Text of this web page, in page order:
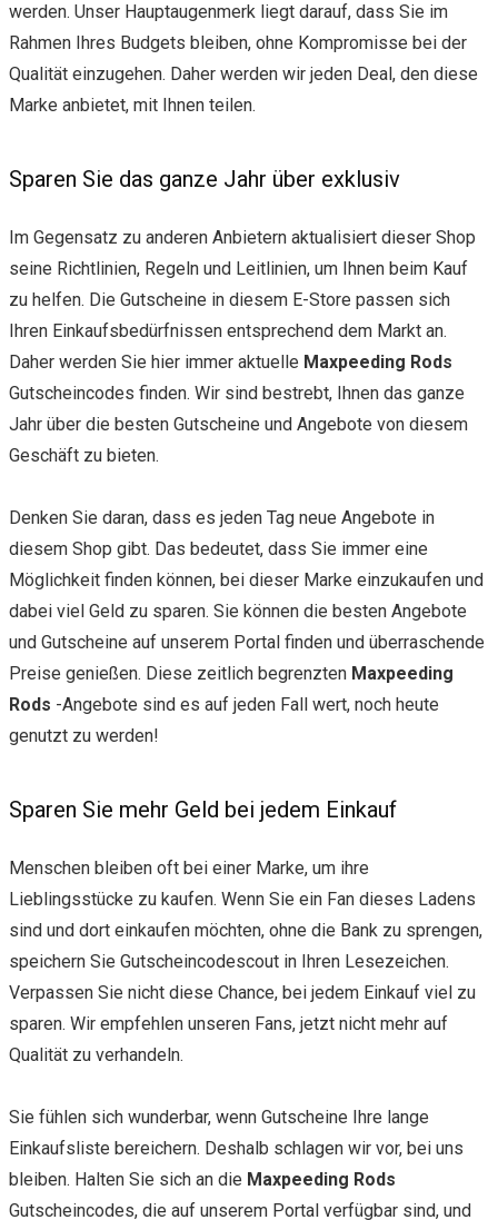
werden. Unser Hauptaugenmerk liegt darauf, dass Sie im
Rahmen Ihres Budgets bleiben, ohne Kompromisse bei der
Qualität einzugehen. Daher werden wir jeden Deal, den diese
Marke anbietet, mit Ihnen teilen.
Sparen Sie das ganze Jahr über exklusiv
Im Gegensatz zu anderen Anbietern aktualisiert dieser Shop
seine Richtlinien, Regeln und Leitlinien, um Ihnen beim Kauf
zu helfen. Die Gutscheine in diesem E-Store passen sich
Ihren Einkaufsbedürfnissen entsprechend dem Markt an.
Daher werden Sie hier immer aktuelle Maxpeeding Rods
Gutscheincodes finden. Wir sind bestrebt, Ihnen das ganze
Jahr über die besten Gutscheine und Angebote von diesem
Geschäft zu bieten.
Denken Sie daran, dass es jeden Tag neue Angebote in
diesem Shop gibt. Das bedeutet, dass Sie immer eine
Möglichkeit finden können, bei dieser Marke einzukaufen und
dabei viel Geld zu sparen. Sie können die besten Angebote
und Gutscheine auf unserem Portal finden und überraschende
Preise genießen. Diese zeitlich begrenzten Maxpeeding
Rods -Angebote sind es auf jeden Fall wert, noch heute
genutzt zu werden!
Sparen Sie mehr Geld bei jedem Einkauf
Menschen bleiben oft bei einer Marke, um ihre
Lieblingsstücke zu kaufen. Wenn Sie ein Fan dieses Ladens
sind und dort einkaufen möchten, ohne die Bank zu sprengen,
speichern Sie Gutscheincodescout in Ihren Lesezeichen.
Verpassen Sie nicht diese Chance, bei jedem Einkauf viel zu
sparen. Wir empfehlen unseren Fans, jetzt nicht mehr auf
Qualität zu verhandeln.
Sie fühlen sich wunderbar, wenn Gutscheine Ihre lange
Einkaufsliste bereichern. Deshalb schlagen wir vor, bei uns
bleiben. Halten Sie sich an die Maxpeeding Rods
Gutscheincodes, die auf unserem Portal verfügbar sind, und